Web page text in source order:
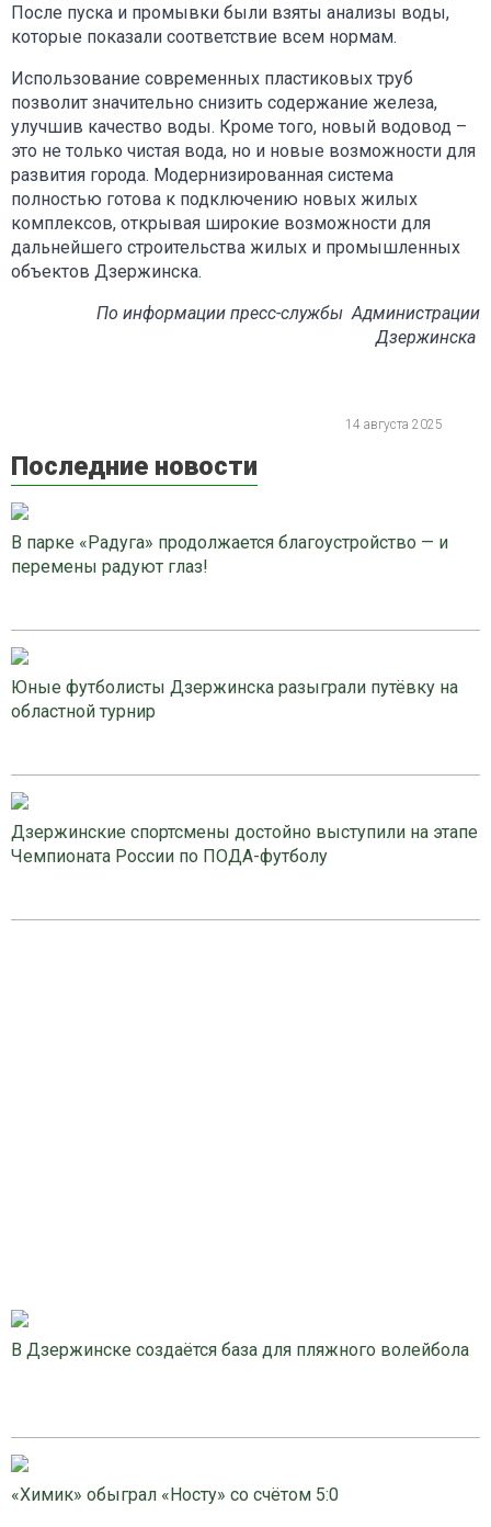
После пуска и промывки были взяты анализы воды,
которые показали соответствие всем нормам.
Использование современных пластиковых труб
позволит значительно снизить содержание железа,
улучшив качество воды. Кроме того, новый водовод –
это не только чистая вода, но и новые возможности для
развития города. Модернизированная система
полностью готова к подключению новых жилых
комплексов, открывая широкие возможности для
дальнейшего строительства жилых и промышленных
объектов Дзержинска.
По информации пресс-службы Администрации
Дзержинска
14 августа 2025
Последние новости
В парке «Радуга» продолжается благоустройство — и
перемены радуют глаз!
Юные футболисты Дзержинска разыграли путёвку на
областной турнир
Дзержинские спортсмены достойно выступили на этапе
Чемпионата России по ПОДА-футболу
В Дзержинске создаётся база для пляжного волейбола
«Химик» обыграл «Носту» со счётом 5:0